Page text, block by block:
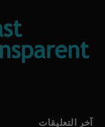
آخر التعليقات